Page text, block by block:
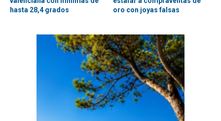
hasta 28,4 grados
oro con joyas falsas